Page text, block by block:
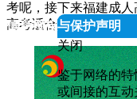
考呢，接下来福建成
高考适合哪些人群报考
信息授权与保护声明
关闭
鉴于网络的
或间接的互